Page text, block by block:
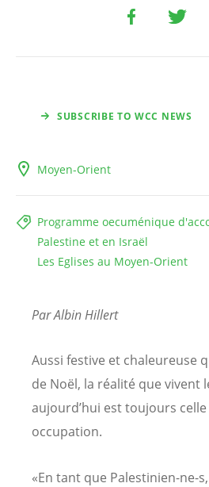
SUBSCRIBE TO WCC NEWS
Moyen-Orient
Programme oecuménique
Palestine et en Israël
Les Eglises au Moyen-Orient
Par Albin Hillert
Aussi festive et chaleureuse
de Noël, la réalité que vivent
aujourd’hui est toujours celle
occupation.
«En tant que Palestinien-ne-